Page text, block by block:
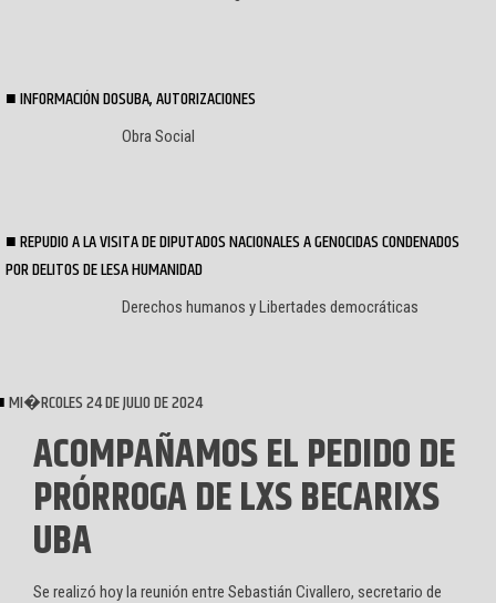
INFORMACIÓN DOSUBA, AUTORIZACIONES
Obra Social
REPUDIO A LA VISITA DE DIPUTADOS NACIONALES A GENOCIDAS CONDENADOS
POR DELITOS DE LESA HUMANIDAD
Derechos humanos y Libertades democráticas
MI�RCOLES 24 DE JULIO DE 2024
ACOMPAÑAMOS EL PEDIDO DE
PRÓRROGA DE LXS BECARIXS
UBA
Se realizó hoy la reunión entre Sebastián Civallero, secretario de